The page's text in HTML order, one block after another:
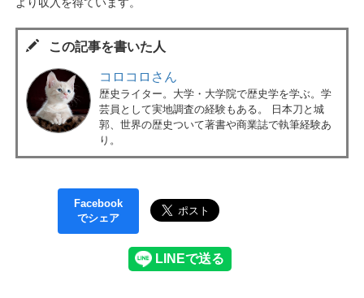
より収入を得ています。
この記事を書いた人
コロコロさん
歴史ライター。大学・大学院で歴史学を学ぶ。学
芸員として実地調査の経験もある。 日本刀と城
郭、世界の歴史ついて著書や商業誌で執筆経験あ
り。
Facebook
でシェア